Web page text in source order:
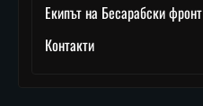
Екипът на Бесарабски фронт
Контакти